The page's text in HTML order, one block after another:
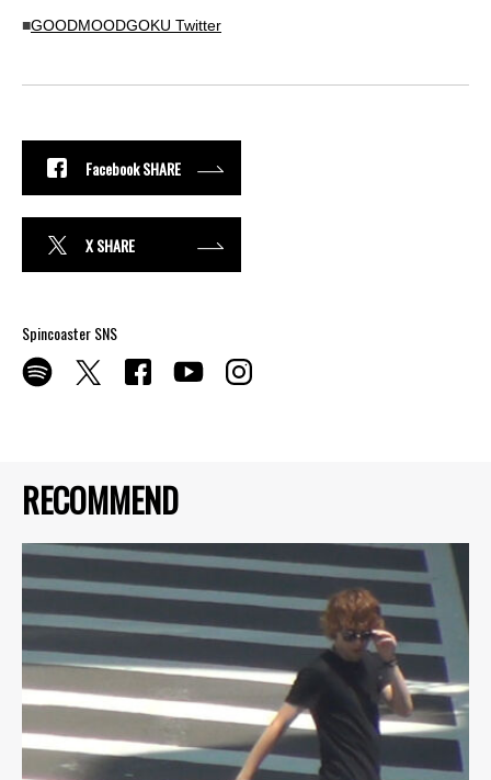
RECOMMEND
■GOODMOODGOKU Twitter
Facebook SHARE
X SHARE
Spincoaster SNS